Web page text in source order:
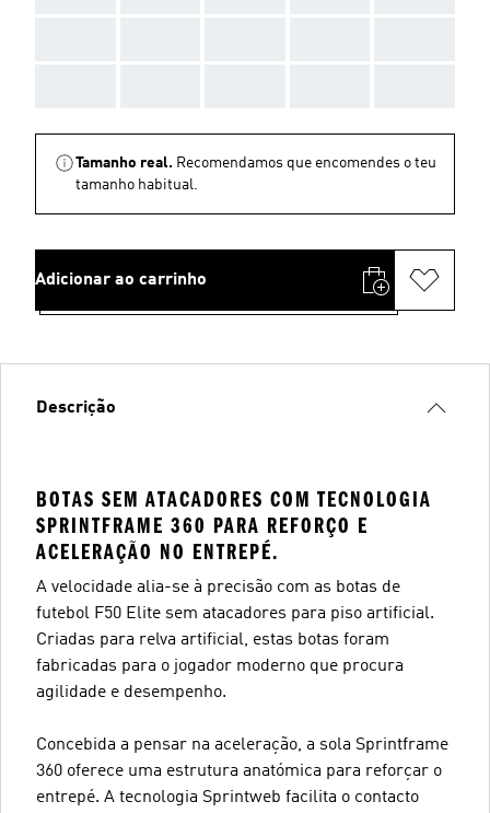
Tamanho real. Recomendamos que encomendes o teu
tamanho habitual.
Adicionar ao carrinho
Descrição
BOTAS SEM ATACADORES COM TECNOLOGIA
SPRINTFRAME 360 PARA REFORÇO E
ACELERAÇÃO NO ENTREPÉ.
A velocidade alia-se à precisão com as botas de
futebol F50 Elite sem atacadores para piso artificial.
Criadas para relva artificial, estas botas foram
fabricadas para o jogador moderno que procura
agilidade e desempenho.
Concebida a pensar na aceleração, a sola Sprintframe
360 oferece uma estrutura anatómica para reforçar o
entrepé. A tecnologia Sprintweb facilita o contacto